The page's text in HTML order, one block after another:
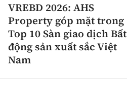
VREBD 2026: AHS
Property góp mặt trong
Top 10 Sàn giao dịch Bất
động sản xuất sắc Việt
Nam